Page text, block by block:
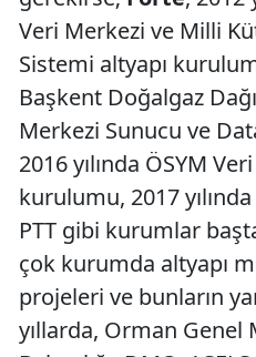
Veri Merkezi ve Milli
Sistemi altyapı
Başkent Doğalgaz
Merkezi Sunucu ve
2016 yılında ÖSYM
kurulumu, 2017 yılında
PTT gibi kurumlar
çok kurumda altyapı
projeleri ve bunların
yıllarda, Orman